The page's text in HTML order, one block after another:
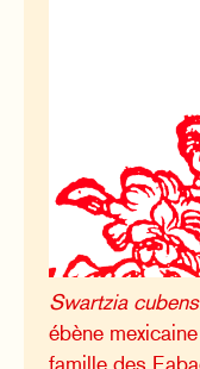
Swartzia
ébène
famille des